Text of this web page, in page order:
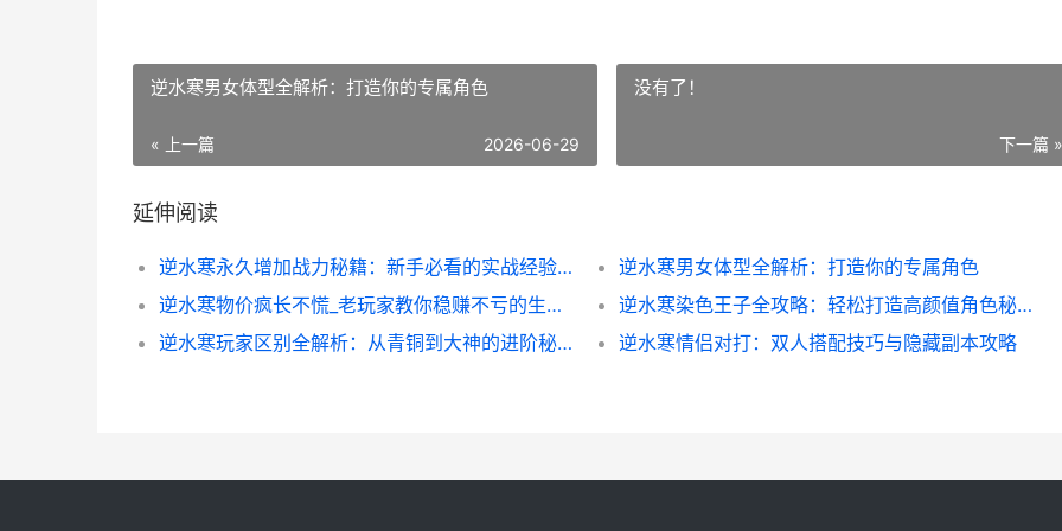
逆水寒男女体型全解析：打造你的专属角色
« 上一篇 2026-06-29
没有了！
下一篇 »
延伸阅读
逆水寒永久增加战力秘籍：新手必看的实战经验分享
逆水寒男女体型全解析：打造你的专属角色
逆水寒物价疯长不慌_老玩家教你稳赚不亏的生存指南
逆水寒染色王子全攻略：轻松打造高颜值角色秘籍
逆水寒玩家区别全解析：从青铜到大神的进阶秘籍
逆水寒情侣对打：双人搭配技巧与隐藏副本攻略